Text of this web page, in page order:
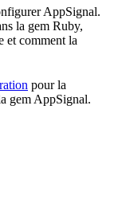
AppSignal.
la gem Ruby,
et comment la
pour la
gem AppSignal.